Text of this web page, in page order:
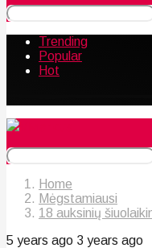
Trending
Popular
Hot
Home
Mėgstamiausi
18 auksinių
5 years ago 3 years ago